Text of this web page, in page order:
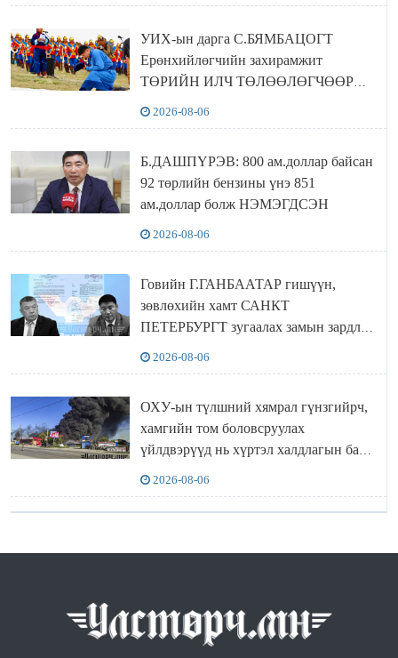
УИХ-ын дарга С.БЯМБАЦОГТ
Ерөнхийлөгчийн захирамжит
ТӨРИЙН ИЛЧ ТӨЛӨӨЛӨГЧӨӨР
2026-08-06
Б.ДАШПҮРЭВ: 800 ам.доллар байсан
92 төрлийн бензины үнэ 851
ам.доллар болж НЭМЭГДСЭН
2026-08-06
Говийн Г.ГАНБААТАР гишүүн,
зөвлөхийн хамт САНКТ
ПЕТЕРБУРГТ зугаалах замын зардлаа
2026-08-06
ОХУ-ын түлшний хямрал гүнзгийрч,
хамгийн том боловсруулах
үйлдвэрүүд нь хүртэл халдлагын бай
2026-08-06